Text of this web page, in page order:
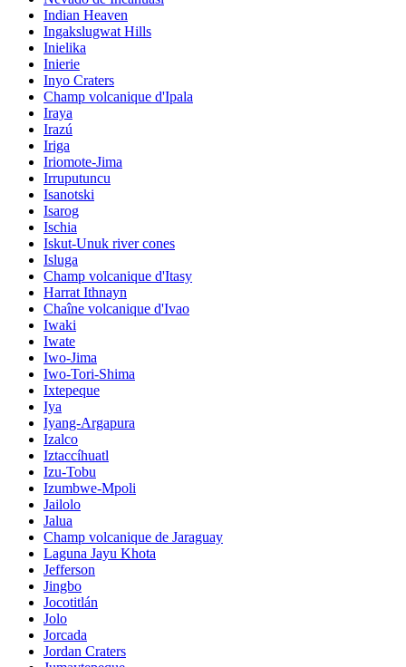
Indian Heaven
Ingakslugwat Hills
Inielika
Inierie
Inyo Craters
Champ volcanique d'Ipala
Iraya
Irazú
Iriga
Iriomote-Jima
Irruputuncu
Isanotski
Isarog
Ischia
Iskut-Unuk river cones
Isluga
Champ volcanique d'Itasy
Harrat Ithnayn
Chaîne volcanique d'Ivao
Iwaki
Iwate
Iwo-Jima
Iwo-Tori-Shima
Ixtepeque
Iya
Iyang-Argapura
Izalco
Iztaccíhuatl
Izu-Tobu
Izumbwe-Mpoli
Jailolo
Jalua
Champ volcanique de Jaraguay
Laguna Jayu Khota
Jefferson
Jingbo
Jocotitlán
Jolo
Jorcada
Jordan Craters